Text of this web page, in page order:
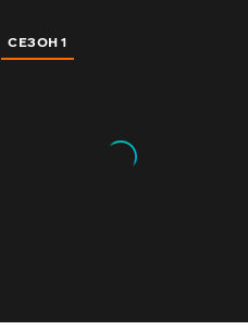
СЕЗОН 1